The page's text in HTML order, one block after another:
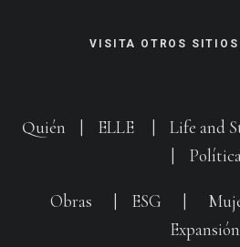
VISITA OTROS SITIOS
Quién ELLE Life and
Obras ESG
Expansión